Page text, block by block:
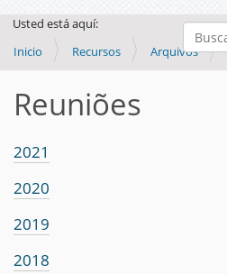
Buscar
Usted está aquí:
Inicio
Recursos Arquivos
Reuniões
2021
2020
2019
2018